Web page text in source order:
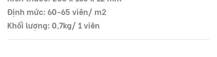
Định mức: 60-65 viên/ m2
Khối lượng: 0,7kg/ 1 viên